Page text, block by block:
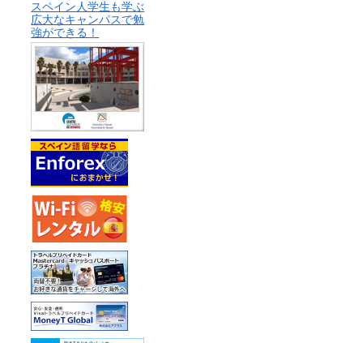
スペイン人学生も学ぶ
広大なキャンパスで勉
強ができる！